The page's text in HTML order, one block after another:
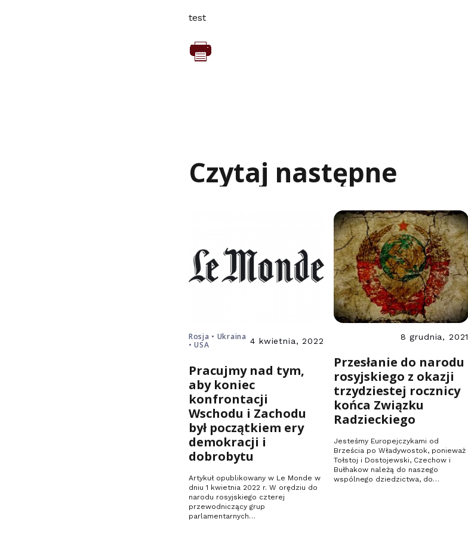
test
Czytaj następne
Rosja • Ukraina
• USA
4 kwietnia, 2022
Pracujmy nad tym,
aby koniec
konfrontacji
Wschodu i Zachodu
był początkiem ery
demokracji i
dobrobytu
Artykuł opublikowany w Le Monde w
dniu 1 kwietnia 2022 r. W orędziu do
narodu rosyjskiego czterej
przewodniczący grup
parlamentarnych…
8 grudnia, 2021
Przesłanie do narodu
rosyjskiego z okazji
trzydziestej rocznicy
końca Związku
Radzieckiego
Jesteśmy Europejczykami od
Brześcia po Władywostok, ponieważ
Tołstoj i Dostojewski, Czechow i
Bułhakow należą do naszego
wspólnego dziedzictwa, do